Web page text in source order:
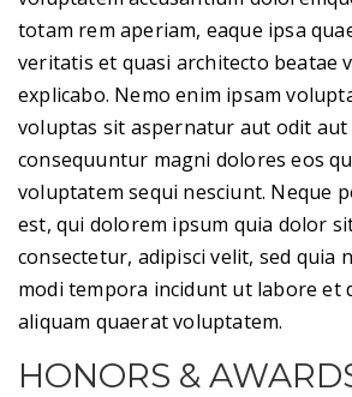
totam rem aperiam, eaque ipsa
veritatis et quasi architecto beatae
explicabo. Nemo enim ipsam
voluptas sit aspernatur aut odit aut
consequuntur magni dolores eos
voluptatem sequi nesciunt. Neque
est, qui dolorem ipsum quia dolor
consectetur, adipisci velit, sed quia
modi tempora incidunt ut labore et
aliquam quaerat voluptatem.
HONORS &